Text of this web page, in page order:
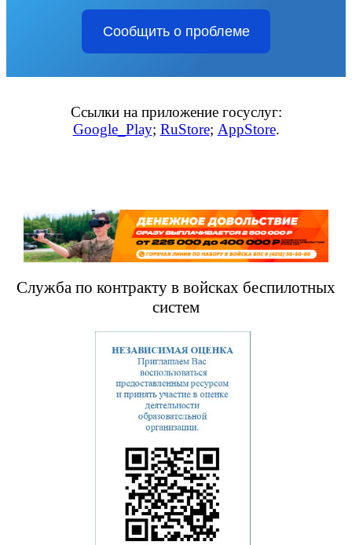
Сообщить о проблеме
Ссылки на приложение госуслуг:
Google_Play; RuStore; AppStore.
Служба по контракту в войсках беспилотных
систем